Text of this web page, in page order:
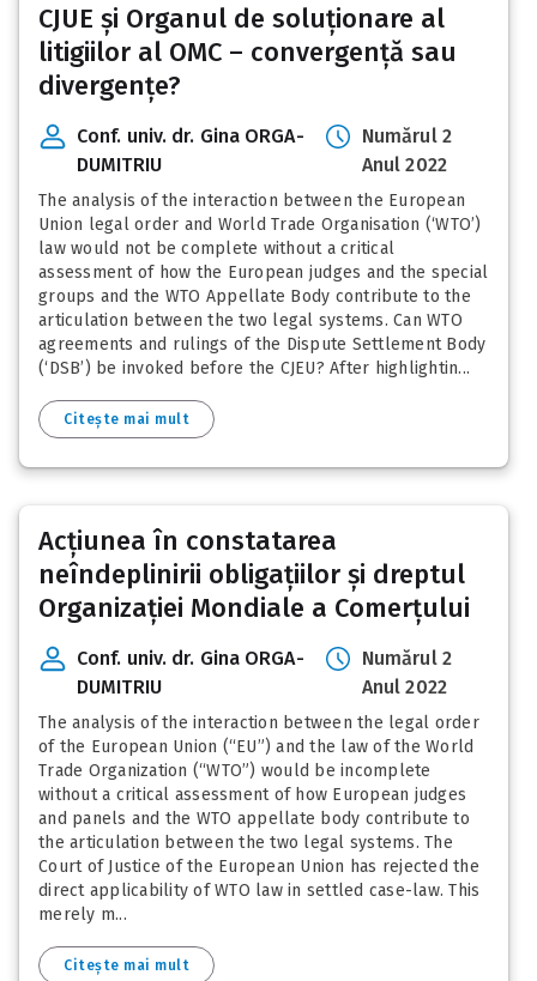
CJUE și Organul de soluționare al
litigiilor al OMC – convergență sau
divergențe?
Conf. univ. dr. Gina ORGA-
DUMITRIU
Numărul 2
Anul 2022
The analysis of the interaction between the European
Union legal order and World Trade Organisation (‘WTO’)
law would not be complete without a critical
assessment of how the European judges and the special
groups and the WTO Appellate Body contribute to the
articulation between the two legal systems. Can WTO
agreements and rulings of the Dispute Settlement Body
(‘DSB’) be invoked before the CJEU? After highlightin...
Citește mai mult
Acțiunea în constatarea
neîndeplinirii obligațiilor și dreptul
Organizației Mondiale a Comerțului
Conf. univ. dr. Gina ORGA-
DUMITRIU
Numărul 2
Anul 2022
The analysis of the interaction between the legal order
of the European Union (“EU”) and the law of the World
Trade Organization (“WTO”) would be incomplete
without a critical assessment of how European judges
and panels and the WTO appellate body contribute to
the articulation between the two legal systems. The
Court of Justice of the European Union has rejected the
direct applicability of WTO law in settled case-law. This
merely m...
Citește mai mult